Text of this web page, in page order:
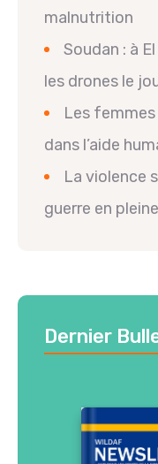
malnutrition
Soudan : à
les drones le
Les
dans l’aide
La violence
guerre en
Dernier